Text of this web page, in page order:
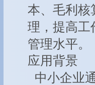
本、毛利核
理，提高工
管理水平。
应用背景
中小企业